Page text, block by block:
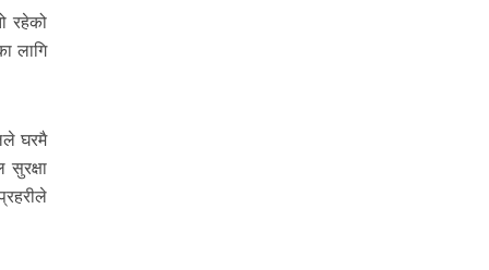
रहेको
लागि
घरमै